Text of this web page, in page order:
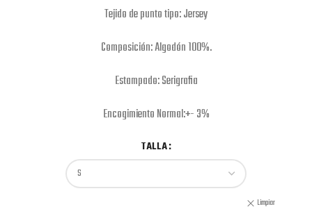
Tejido de punto tipo: Jersey
Composición: Algodón 100%.
Estampado: Serigrafia
Encogimiento Normal:+- 3%
TALLA
Limpiar